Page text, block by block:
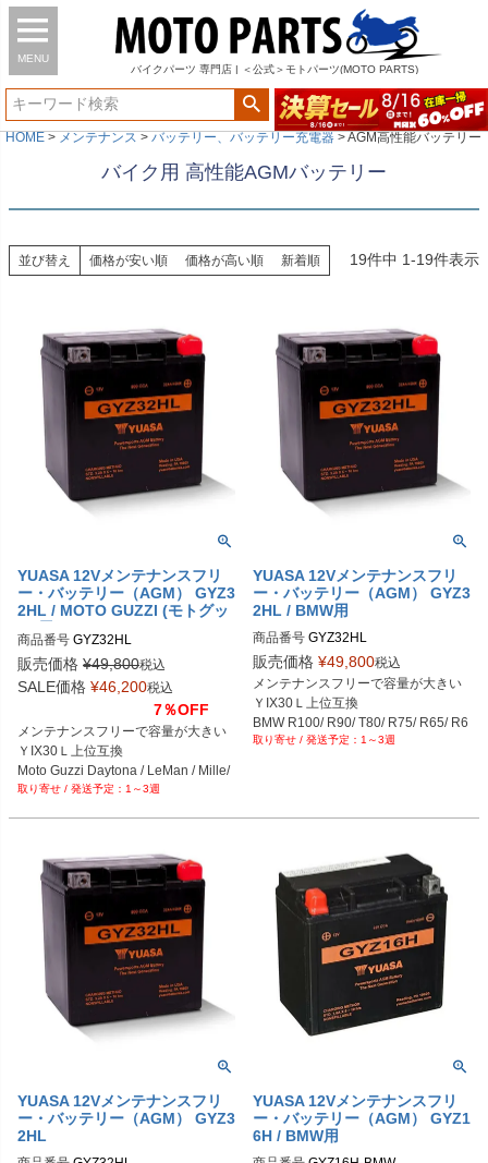
MENU
バイク パーツ 専門店 | ＜公式＞モトパーツ(MOTO PARTS)
HOME メンテナンス バッテリー、バッテリー充電器 AGM高性能バッテリー
バイク用 高性能AGMバッテリー
並び替え 価格が安い順 価格が高い順 新着順 19件中 1-19件表示
YUASA 12Vメンテナンスフリ
ー・バッテリー（AGM） GYZ3
2HL / MOTO GUZZI (モトグッ
チ)用
商品番号
販売価格 ¥49,800税込
SALE価格 ¥46,200税込
7％OFF
メンテナンスフリーで容量が大きい
ＹIX30Ｌ上位互換
Moto Guzzi Daytona / LeMan / Mille/
Quota/ Stone
1～3週
YUASA 12Vメンテナンスフリ
ー・バッテリー（AGM） GYZ3
2HL / BMW用
商品番号
販売価格 ¥49,800税込
メンテナンスフリーで容量が大きい
ＹIX30Ｌ上位互換
BMW R100/ R90/ T80/ R75/ R65/ R6
0
1～3週
YUASA 12Vメンテナンスフリ
ー・バッテリー（AGM） GYZ3
2HL
YUASA 12Vメンテナンスフリ
ー・バッテリー（AGM） GYZ1
6H / BMW用